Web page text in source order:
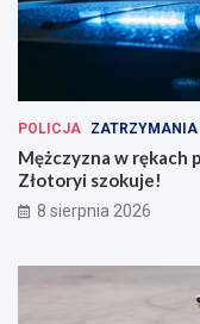
POLICJA ZATRZYMANIA
Mężczyzna w rękach
Złotoryi szokuje!
8 sierpnia 2026